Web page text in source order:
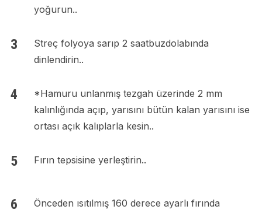
yoğurun..
Streç folyoya sarıp 2 saatbuzdolabında
dinlendirin..
*Hamuru unlanmış tezgah üzerinde 2 mm
kalınlığında açıp, yarısını bütün kalan yarısını ise
ortası açık kalıplarla kesin..
Fırın tepsisine yerleştirin..
Önceden ısıtılmış 160 derece ayarlı fırında